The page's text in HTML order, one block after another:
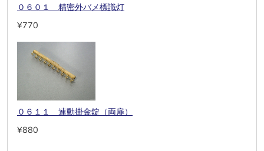
０６０１ 精密外バメ標識灯
¥770
０６１１ 連動掛金錠（両扉）
¥880